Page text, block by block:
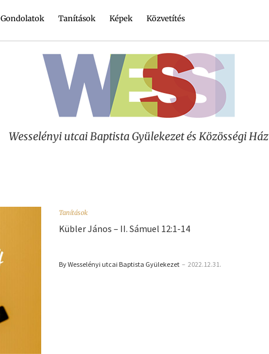
Gondolatok Tanítások Képek Közvetítés
Wesselényi utcai Baptista Gyülekezet és Közösségi Ház
Tanítások
Kübler János – II. Sámuel 12:1-14
By Wesselényi utcai Baptista Gyülekezet – 2022.12.31.